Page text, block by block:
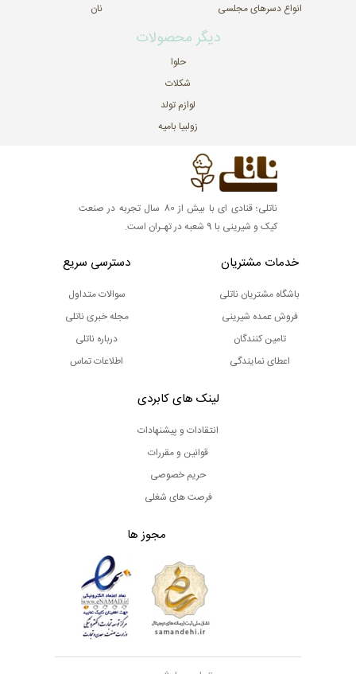
انواع دسرهای مجلسی
نان
دیگر محصولات
حلوا
شکلات
لوازم تولد
زولبیا بامیه
ناتلی؛ قنادی ای با بیش از 80 سال تجربه در صنعت
کیک و شیرینی با 9 شعبه در تهـران است.
خدمات مشتریان
باشگاه مشتریان ناتلی
فروش عمده شیرینی
تامین کنندگان
اعطای نمایندگی
دسترسی سریع
سوالات متداول
مجله خبری ناتلی
درباره ناتلی
اطلاعات تماس
لینک های کابردی
انتقادات و پیشنهادات
قوانین و مقررات
حریم خصوصی
فرصت های شغلی
مجوز ها